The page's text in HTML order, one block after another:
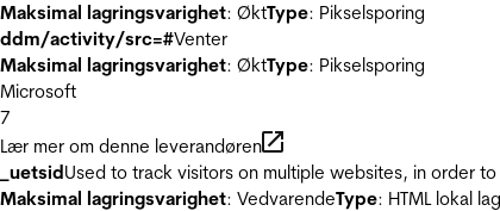
Maksimal lagringsvarighet: ØktType: Pikselsporing
ddm/activity/src=#Venter
Maksimal lagringsvarighet: ØktType: Pikselsporing
Microsoft
7
Lær mer om denne leverandøren
_uetsidUsed to track visitors on multiple websites, in order
Maksimal lagringsvarighet: VedvarendeType: HTML lokal